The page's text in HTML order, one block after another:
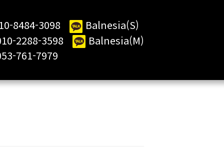
8484-3098
Balnesia(S)
3598
Balnesia(M)
7979